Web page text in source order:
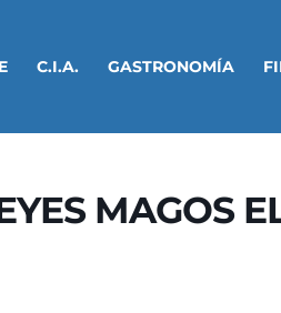
C.I.A. GASTRONOMÍA
MAGOS